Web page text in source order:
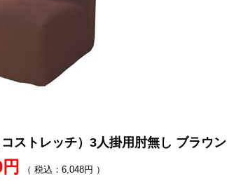
ストレッチ）3人掛用肘無し ブラウン
（ 税込：6,048円 ）